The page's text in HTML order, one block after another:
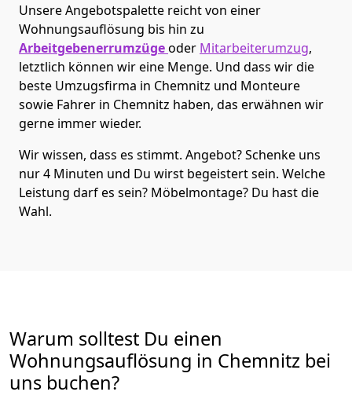
Unsere Angebotspalette reicht von einer
Wohnungsauflösung bis hin zu
Arbeitgebenerrumzügeoder Mitarbeiterumzug,
letztlich können wir eine Menge. Und dass wir die
beste Umzugsfirma in Chemnitz und Monteure
sowie Fahrer in Chemnitz haben, das erwähnen wir
gerne immer wieder.
Wir wissen, dass es stimmt. Angebot? Schenke uns
nur 4 Minuten und Du wirst begeistert sein. Welche
Leistung darf es sein? Möbelmontage? Du hast die
Wahl.
Warum solltest Du einen
Wohnungsauflösung in Chemnitz bei
uns buchen?